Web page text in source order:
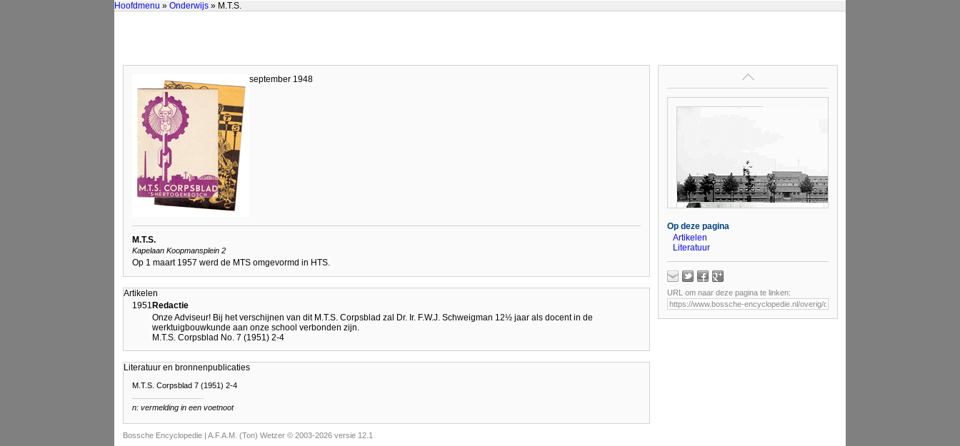
Hoofdmenu » Onderwijs » M.T.S.
september 1948
M.T.S.
Kapelaan Koopmansplein 2
Op 1 maart 1957 werd de MTS omgevormd in HTS.
Artikelen
1951 Redactie
Onze Adviseur! Bij het verschijnen van dit M.T.S. Corpsblad zal Dr. Ir. F.W.J. Schweigman 12½ jaar als docent in de
werktuigbouwkunde aan onze school verbonden zijn.
M.T.S. Corpsblad No. 7 (1951) 2-4
Literatuur en bronnenpublicaties
M.T.S. Corpsblad 7 (1951) 2-4
n: vermelding in een voetnoot
Op deze pagina
Artikelen
Literatuur
URL om naar deze pagina te linken:
Bossche Encyclopedie | A.F.A.M. (Ton) Wetzer © 2003-2026 versie 12.1